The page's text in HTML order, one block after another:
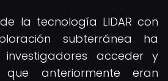
la tecnología LIDAR con
subterránea ha
acceder y
anteriormente eran